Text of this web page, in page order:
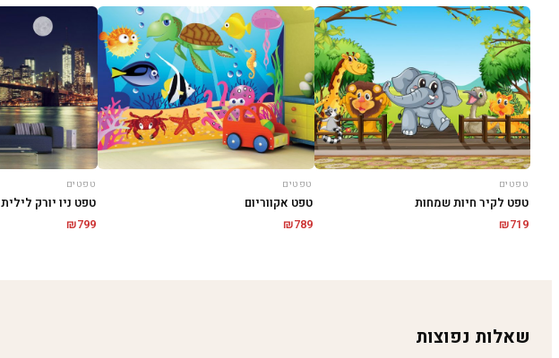
טפטים
טפט לקיר חיות שמחות
₪719
טפטים
טפט אקווריום
₪789
טפטים
טפט ניו יורק לילית
₪799
שאלות נפוצות